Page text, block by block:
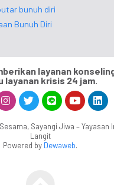
bunuh diri
Bunuh Diri
layanan
layanan krisis 24 jam.
Sayangi Jiwa – Yayasan
Langit
Powered by Dewaweb.